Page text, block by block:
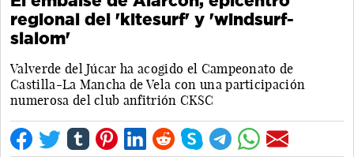
regional del 'kitesurf' y 'windsurf-
slalom'
Valverde del Júcar ha acogido el Campeonato de
Castilla-La Mancha de Vela con una participación
numerosa del club anfitrión CKSC